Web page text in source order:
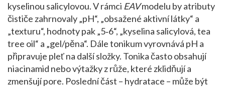
kyselinou salicylovou. V rámci EAVmodelu by atributy
čističe zahrnovaly „pH“, „obsažené aktivní látky“ a
„texturu“, hodnoty pak „5‑6“, „kyselina salicylová, tea
tree oil“ a „gel/pěna“. Dále tonikum vyrovnává pH a
připravuje pleť na další složky. Tonika často obsahují
niacinamid nebo výtažky z růže, které zklidňují a
zmenšují pore. Poslední část – hydratace – může být